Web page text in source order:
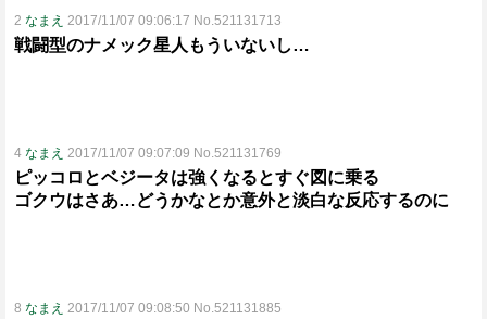
2 なまえ 2017/11/07 09:06:17 No.521131713
戦闘型のナメック星人もういないし…
4 なまえ 2017/11/07 09:07:09 No.521131769
ピッコロとベジータは強くなるとすぐ図に乗る
ゴクウはさあ…どうかなとか意外と淡白な反応するのに
8 なまえ 2017/11/07 09:08:50 No.521131885